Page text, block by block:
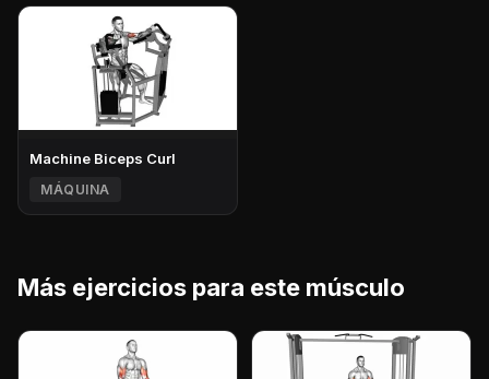
Machine Biceps Curl
MÁQUINA
Más ejercicios para este músculo